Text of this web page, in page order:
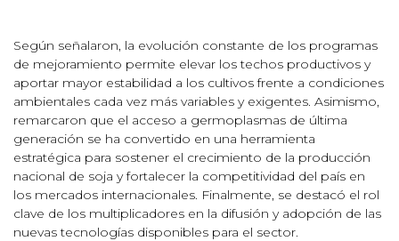
Según señalaron, la evolución constante de los programas
de mejoramiento permite elevar los techos productivos y
aportar mayor estabilidad a los cultivos frente a condiciones
ambientales cada vez más variables y exigentes. Asimismo,
remarcaron que el acceso a germoplasmas de última
generación se ha convertido en una herramienta
estratégica para sostener el crecimiento de la producción
nacional de soja y fortalecer la competitividad del país en
los mercados internacionales. Finalmente, se destacó el rol
clave de los multiplicadores en la difusión y adopción de las
nuevas tecnologías disponibles para el sector.